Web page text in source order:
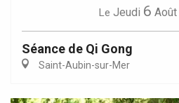
Le Jeudi 6 Août
Séance de Qi Gong
Saint-Aubin-sur-Mer